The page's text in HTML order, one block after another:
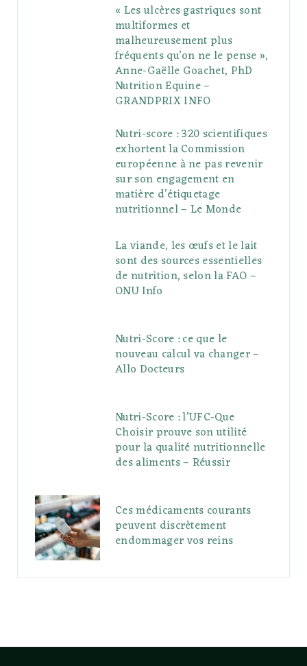
« Les ulcères gastriques sont
multiformes et
malheureusement plus
fréquents qu’on ne le pense »,
Anne-Gaëlle Goachet, PhD
Nutrition Equine –
GRANDPRIX INFO
Nutri-score : 320 scientifiques
exhortent la Commission
européenne à ne pas revenir
sur son engagement en
matière d’étiquetage
nutritionnel – Le Monde
La viande, les œufs et le lait
sont des sources essentielles
de nutrition, selon la FAO –
ONU Info
Nutri-Score : ce que le
nouveau calcul va changer –
Allo Docteurs
Nutri-Score : l’UFC-Que
Choisir prouve son utilité
pour la qualité nutritionnelle
des aliments – Réussir
Ces médicaments courants
peuvent discrètement
endommager vos reins